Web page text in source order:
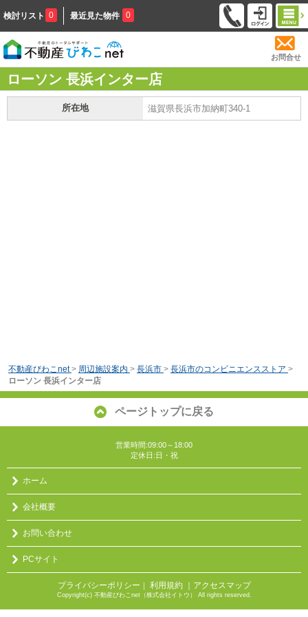
検討リスト 0 最近見た物件 0
お問合せ
ローソン 長浜インター店
所在地 滋賀県長浜市加納町340-1
不動産びわこnet > 周辺施設案内 > 長浜市 > 長浜市のコンビニエンスストア >
ローソン 長浜インター店
ページトップに戻る
営業時間:09:00～18:00
定休日:日・祝
ホーム
会社概要
お問い合わせ
PCサイト
プライバシーポリシー ｜ 利用規約 ｜アクセスマップ
Copyright(c) 不動産びわこnet（株式会社イトウ） All rights reserved.